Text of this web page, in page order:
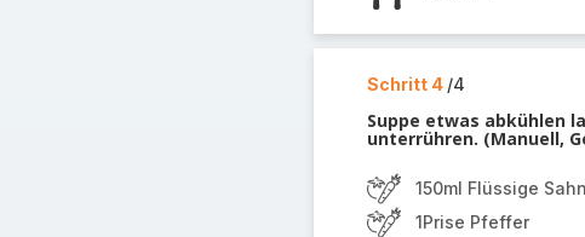
Schritt 4 /4
Suppe etwas abkühlen
unterrühren. (Manuell,
150ml Flüssige
1Prise Pfeffer